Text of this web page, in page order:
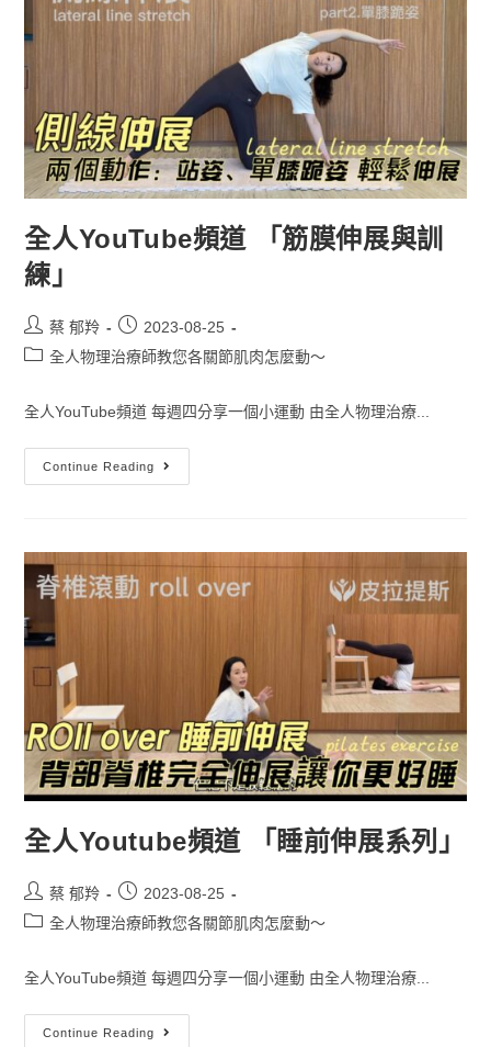
全人YouTube頻道 「筋膜伸展與訓
練」
蔡 郁羚
2023-08-25
全人物理治療師教您各關節肌肉怎麼動～
全人YouTube頻道 每週四分享一個小運動 由全人物理治療...
Continue Reading
全人Youtube頻道 「睡前伸展系列」
蔡 郁羚
2023-08-25
全人物理治療師教您各關節肌肉怎麼動～
全人YouTube頻道 每週四分享一個小運動 由全人物理治療...
Continue Reading